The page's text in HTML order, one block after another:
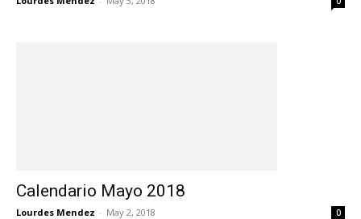
Calendario Mayo 2018
Lourdes Mendez - May 2, 2018 0